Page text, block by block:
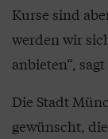
Kurse sind
werden wir
anbieten“,
Die Stadt
gewünscht,